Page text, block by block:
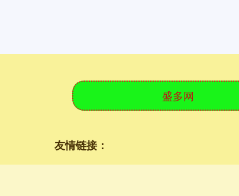
盛多网
友情链接：